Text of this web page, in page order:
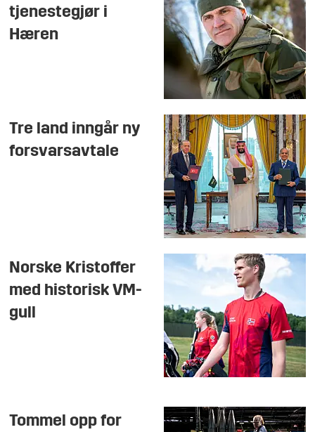
tjenestegjør i
Hæren
Tre land inngår ny
forsvarsavtale
Norske Kristoffer
med historisk VM-
gull
Tommel opp for